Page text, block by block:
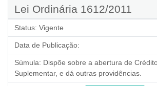
Lei Ordinária 1612/2011
Status: Vigente
Data de Publicação:
Súmula: Dispõe sobre a abertura de
Suplementar, e dá outras providências.